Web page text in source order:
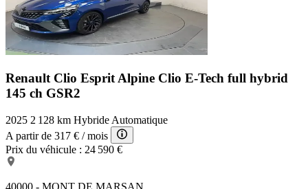
Renault Clio Esprit Alpine Clio E-Tech full hybrid
145 ch GSR2
2025 2 128 km Hybride Automatique
A partir de 317 € / mois
Prix du véhicule : 24 590 €
40000 - MONT DE MARSAN